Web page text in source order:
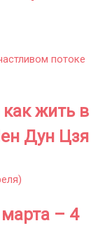
жить в
Дун Цзя
– 4